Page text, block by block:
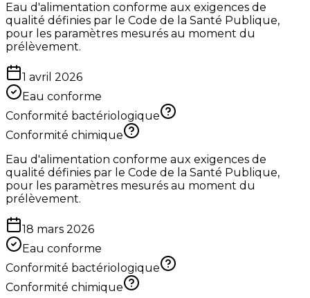
Eau d'alimentation conforme aux exigences de
qualité définies par le Code de la Santé Publique,
pour les paramètres mesurés au moment du
prélèvement.
1 avril 2026
Eau conforme
Conformité bactériologique
Conformité chimique
Eau d'alimentation conforme aux exigences de
qualité définies par le Code de la Santé Publique,
pour les paramètres mesurés au moment du
prélèvement.
18 mars 2026
Eau conforme
Conformité bactériologique
Conformité chimique